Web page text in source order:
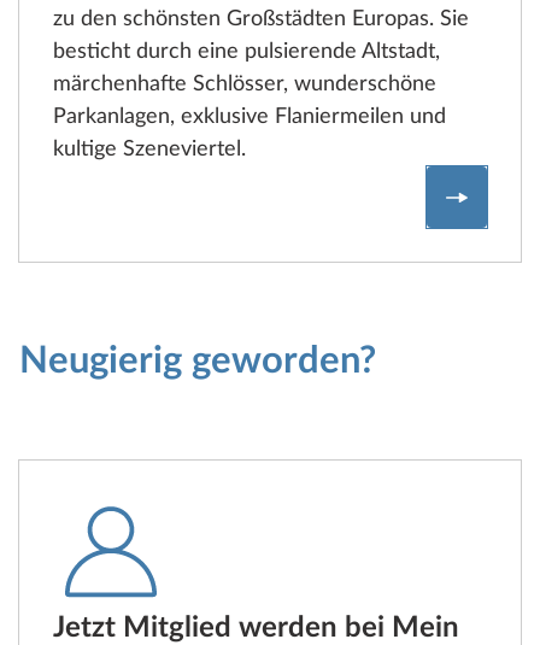
zu den schönsten Großstädten Europas. Sie
besticht durch eine pulsierende Altstadt,
märchenhafte Schlösser, wunderschöne
Parkanlagen, exklusive Flaniermeilen und
kultige Szeneviertel.
Neugierig geworden?
Jetzt Mitglied werden bei Mein